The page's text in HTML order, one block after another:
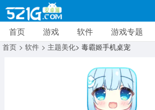
游戏 软件 游戏专题 软件专题
8693款应用
动作闯关
首页 游戏 软件 游戏专题
首页 > 软件 > 主题美化> 毒霸姬手机桌宠